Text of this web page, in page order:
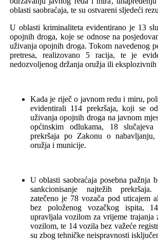
oblasti saobraćaja, te su ostvareni sljedeći
U oblasti kriminaliteta evidentirano je 13
opojnih droga, koje se odnosena
uživanja opojnih droga.Tokom navedenog
pretresa, realizovano 5racija, te je
nedozvoljenog držanja oružja ili eksplozivnih
Kada je riječ o javnom redu i miru,
evidentirali 114 prekršaja,koji se
uživanja opojnih droga na javnom
općinskim odlukama, 18slučajeva
prekršaja po Zakonu o
oružja i municije.
U oblasti saobraćaja posebna pažnja
sankcionisanje najtežih
zatečeno je 78vozača pod uticajem
bez položenog vozačkog ispita, 14
upravljala vozilom za vrijeme trajanja
vozilom, te 14vozila bez važeće
su zbog tehničke neispravnosti